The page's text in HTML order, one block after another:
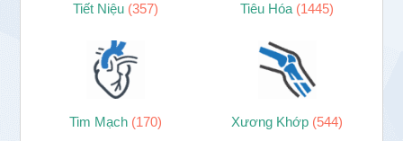
Tiết Niệu (357) Tiêu Hóa (1445)
Tim Mạch (170) Xương Khớp (544)